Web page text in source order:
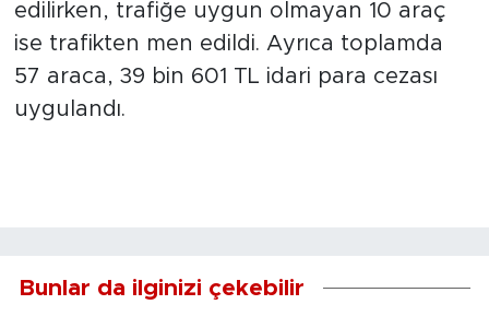
edilirken, trafiğe uygun olmayan 10 araç
ise trafikten men edildi. Ayrıca toplamda
57 araca, 39 bin 601 TL idari para cezası
uygulandı.
Bunlar da ilginizi çekebilir